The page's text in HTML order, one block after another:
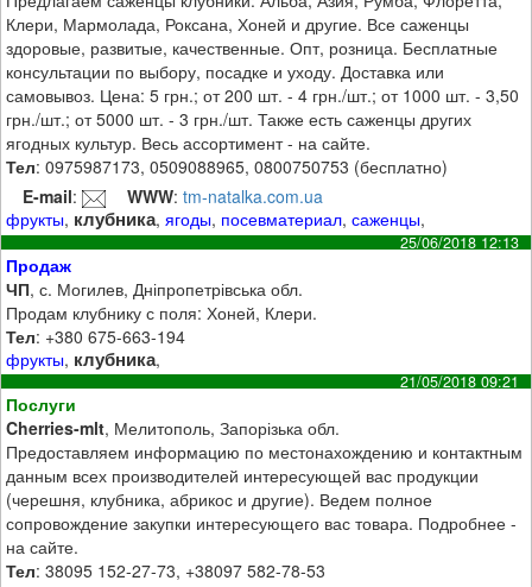
Клери, Мармолада, Роксана, Хоней и другие. Все саженцы
здоровые, развитые, качественные. Опт, розница. Бесплатные
консультации по выбору, посадке и уходу. Доставка или
самовывоз. Цена: 5 грн.; от 200 шт. - 4 грн./шт.; от 1000 шт. - 3,50
грн./шт.; от 5000 шт. - 3 грн./шт. Также есть саженцы других
ягодных культур. Весь ассортимент - на сайте.
Тел: 0975987173, 0509088965, 0800750753 (бесплатно)
E-mail: WWW:tm-natalka.com.ua
фрукты, клубника,ягоды, посевматериал,саженцы,
25/06/2018 12:13
Продаж
ЧП, с. Могилев, Дніпропетрівська обл.
Продам клубнику с поля: Хоней, Клери.
Тел: +380 675-663-194
фрукты, клубника,
21/05/2018 09:21
Послуги
Cherries-mlt, Мелитополь, Запорізька обл.
Предоставляем информацию по местонахождению и контактным
данным всех производителей интересующей вас продукции
(черешня, клубника, абрикос и другие). Ведем полное
сопровождение закупки интересующего вас товара. Подробнее -
на сайте.
Тел: 38095 152-27-73, +38097 582-78-53